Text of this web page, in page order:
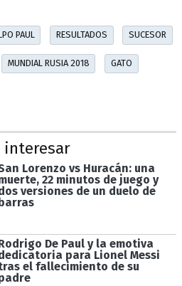
PAUL RESULTADOS SUCESOR
MUNDIAL RUSIA 2018 GATO
interesar
Lorenzo vs Huracán: una
22 minutos de juego y
versiones de un duelo de
De Paul y la emotiva
para Lionel Messi
el fallecimiento de su